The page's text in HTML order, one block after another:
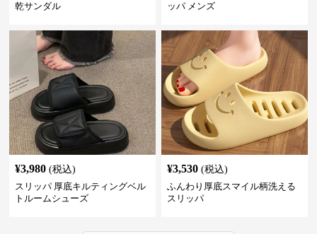
乾サンダル
ッパ メンズ
¥3,980 (税込)
スリッパ 厚底キルティングベル
トルームシューズ
¥3,530 (税込)
ふんわり厚底スマイル柄洗える
スリッパ